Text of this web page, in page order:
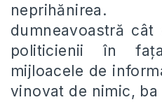
dumneavoastră
politicienii în
mijloacele de
vinovat de nimic,